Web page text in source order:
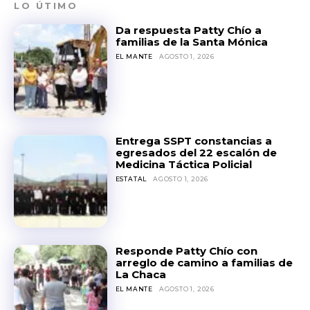
LO ÚTIMO
Da respuesta Patty Chío a
familias de la Santa Mónica
EL MANTE AGOSTO 1, 2026
Entrega SSPT constancias a
egresados del 22 escalón de
Medicina Táctica Policial
ESTATAL AGOSTO 1, 2026
Responde Patty Chío con
arreglo de camino a familias de
La Chaca
EL MANTE AGOSTO 1, 2026